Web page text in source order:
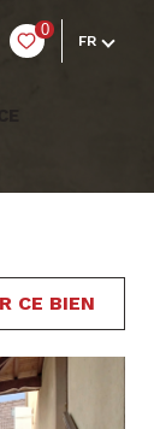
0
FR
CE BIEN